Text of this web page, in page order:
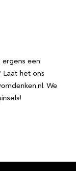
een
Laat het ons
We